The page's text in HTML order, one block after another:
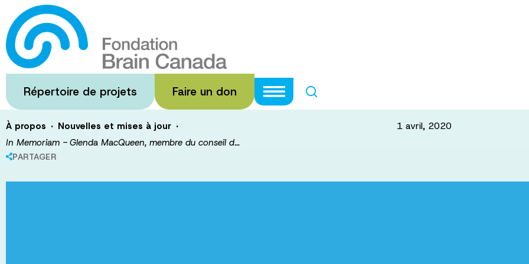
Passer
au
contenu
principal
Répertoire de projets Faire un don
In Memoriam - Glenda
conseil d'administration de Brain
À propos · Nouvelles et mises à jour ·
In Memoriam - Glenda MacQueen, membre du conseil d…
PARTAGER
1 avril, 2020